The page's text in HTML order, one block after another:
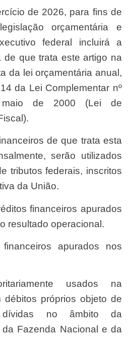
de 2026, para fins de
orçamentária e
federal incluirá a
de que trata este artigo na
da lei orçamentária anual,
da Lei Complementar nº
de 2000 (Lei de
serão utilizados
tributos federais, inscritos
da União.
financeiros apurados
resultado operacional.
apurados nos
débitos próprios objeto de
dívidas no âmbito da
da Fazenda Nacional e da